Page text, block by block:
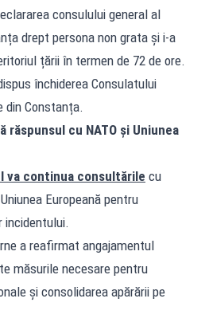
consulului general al
drept persona non grata și i-a
țării în termen de 72 de ore.
închiderea Consulatului
din Constanța.
răspunsul cu NATO și Uniunea
va continua consultările cu
Europeană pentru
incidentului.
a reafirmat angajamentul
măsurile necesare pentru
și consolidarea apărării pe